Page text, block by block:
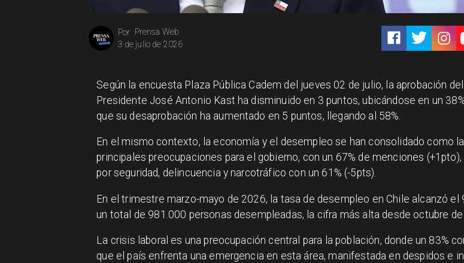
Prensa Web
Por
3 de julio de 2026
Según la encuesta Plaza Pública Cadem del jueves 02 de julio, la aprobación del
Presidente José Antonio Kast ha disminuido en 3 puntos, ubicándose en un
que su desaprobación ha aumentado en 5 puntos, llegando al 58%.
En el mismo contexto, la economía y el desempleo se han consolidado como
principales preocupaciones para el gobierno, con un 67% de menciones
por seguridad, delincuencia y narcotráfico con un 61% (-5pts).
En el trimestre marzo-mayo de 2026, la tasa de desempleo en Chile alcanzó el
un total de 981.000 personas desempleadas, la cifra más alta desde octubre de
La crisis laboral es una preocupación central para la población, donde un 83%
que el país enfrenta una emergencia en esta área, manifestada en despidos e